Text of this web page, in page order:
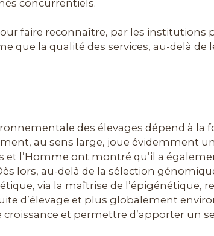
concurrentiels.
faire reconnaître, par les institutions
que la qualité des services, au-delà de
des élevages dépend à la
au sens large, joue évidemment
l’Homme ont montré qu’il a
lors, au-delà de la sélection
via la maîtrise de l’épigénétique,
d’élevage et plus globalement
croissance et permettre d’apporter un